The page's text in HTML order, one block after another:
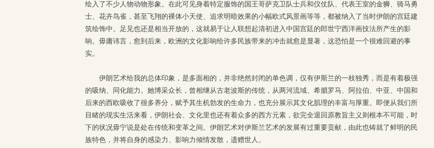
绘入了不少人物动物形象。在此可见身着特定服饰的国王哥萨克卫队士兵和仪仗队、代表王室的金狮、骑马勇
士、花卉鸟雀，甚至飞翔的裸体小天使、追求明暗效果的小幅欧式风景画等等，都被纳入了当时伊朗的宫廷建
筑绘饰中。足见也还是相当开放的，这就易于让人联想起清初进入中国宫廷的郎世宁西洋画技法所产生的影
响。毋庸讳言，愈到后来，欧洲的文化影响给许多民族带来的冲击就愈是显著，这恐怕是一个很难回避的事
实。
伊朗艺术给我的总体印象，是多面相的，并非绝然封闭的单色调，仅有伊斯兰的一枝独秀，而是有着极强
的吸纳、同化能力。她博采众长，曾相继从古老波斯的传统，从两河流域、希腊罗马、阿拉伯、中亚、中国和
后来的西欧吸收了很多养分，赋予其生机勃发的生命力，也充分展示其文化肌理的丰富与厚重。即便从我们所
目睹的现实生活来看，伊朗社会、文化里也还有着众多的西方元素，欲完全退回原教旨主义则根本不可能，时
下的状况毋宁说是处在传统和变革之间。伊朗艺术对伊斯兰艺术的发展有过重要贡献，由此也铸就了鲜明的民
族特色，并将自身的感染力、影响力倾情发散，遗赠世人。